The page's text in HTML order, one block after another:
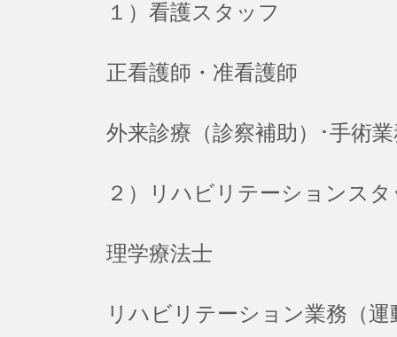
１）看護スタッフ
正看護師・准看護師
外来診療（診察補助）･手術
２）リハビリテーションス
理学療法士
リハビリテーション業務（